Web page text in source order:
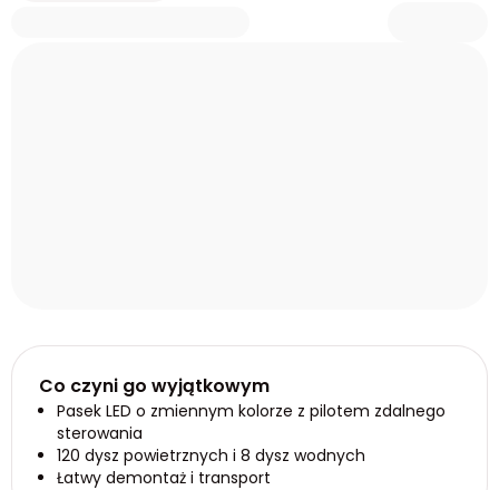
Co czyni go wyjątkowym
Pasek LED o zmiennym kolorze z pilotem zdalnego
sterowania
120 dysz powietrznych i 8 dysz wodnych
Łatwy demontaż i transport